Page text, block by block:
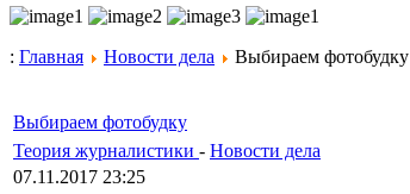
: Главная Новости дела Выбираем фотобудку
Выбираем фотобудку
Теория журналистики - Новости дела
07.11.2017 23:25